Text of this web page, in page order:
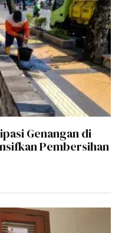
Genangan di
Pembersihan